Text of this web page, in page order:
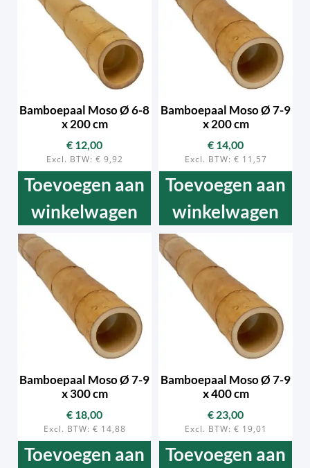
Bamboepaal Moso Ø 6-8
x 200 cm
€ 12,00
Excl. BTW: € 9,92
Toevoegen aan
winkelwagen
Bamboepaal Moso Ø 7-9
x 200 cm
€ 14,00
Excl. BTW: € 11,57
Toevoegen aan
winkelwagen
Bamboepaal Moso Ø 7-9
x 300 cm
€ 18,00
Excl. BTW: € 14,88
Toevoegen aan
Bamboepaal Moso Ø 7-9
x 400 cm
€ 23,00
Excl. BTW: € 19,01
Toevoegen aan